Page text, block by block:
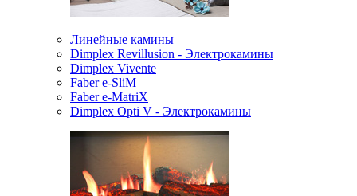
Линейные камины
Dimplex Revillusion - Электрокамины
Dimplex Vivente
Faber e-SliM
Faber e-MatriX
Dimplex Opti V - Электрокамины